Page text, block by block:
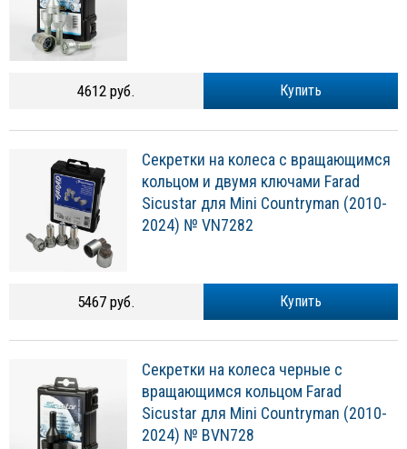
Купить
4612 руб.
Секретки на колеса с вращающимся
кольцом и двумя ключами Farad
Sicustar для Mini Countryman (2010-
2024) № VN7282
Купить
5467 руб.
Секретки на колеса черные с
вращающимся кольцом Farad
Sicustar для Mini Countryman (2010-
2024) № BVN728